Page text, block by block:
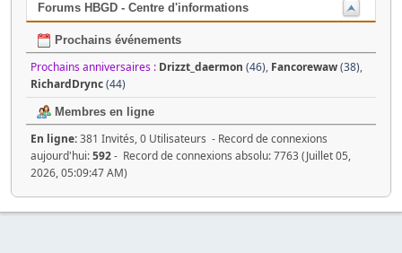
Forums HBGD - Centre d'informations
Prochains événements
Prochains anniversaires : Drizzt_daermon (46), Fancorewaw(38),
RichardDrync(44)
Membres en ligne
En ligne:381 Invités, 0 Utilisateurs - Record de connexions
aujourd'hui:592- Record de connexions absolu: 7763 (Juillet 05,
2026, 05:09:47 AM)